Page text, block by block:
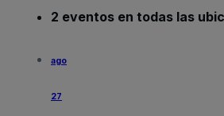
2 eventos en todas las
ago
27